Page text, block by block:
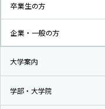
卒業生の方
企業・一般の方
大学案内
学部・大学院